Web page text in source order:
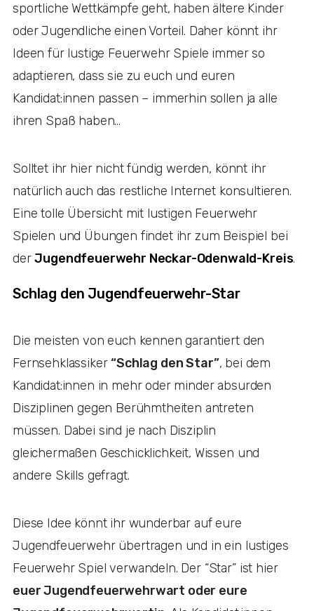
sportliche Wettkämpfe geht, haben ältere Kinder
oder Jugendliche einen Vorteil. Daher könnt ihr
Ideen für lustige Feuerwehr Spiele immer so
adaptieren, dass sie zu euch und euren
Kandidat:innen passen – immerhin sollen ja alle
ihren Spaß haben…
Solltet ihr hier nicht fündig werden, könnt ihr
natürlich auch das restliche Internet konsultieren.
Eine tolle Übersicht mit lustigen Feuerwehr
Spielen und Übungen findet ihr zum Beispiel bei
derJugendfeuerwehr Neckar-Odenwald-Kreis.
Schlag den Jugendfeuerwehr-Star
Die meisten von euch kennen garantiert den
Fernsehklassiker“Schlag den Star”, bei dem
Kandidat:innen in mehr oder minder absurden
Disziplinen gegen Berühmtheiten antreten
müssen. Dabei sind je nach Disziplin
gleichermaßen Geschicklichkeit, Wissen und
andere Skills gefragt.
Diese Idee könnt ihr wunderbar auf eure
Jugendfeuerwehr übertragen und in ein lustiges
Feuerwehr Spiel verwandeln. Der “Star” ist hier
euer Jugendfeuerwehrwart oder eure